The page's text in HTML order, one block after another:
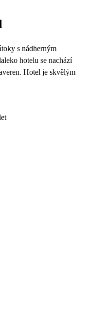
s nádherným
hotelu se nachází
Hotel je skvělým